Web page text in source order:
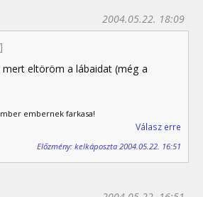
2004.05.22. 18:09
eltöröm a lábaidat (még a
embernek farkasa!
Válasz erre
Előzmény: kelkáposzta 2004.05.22. 16:51